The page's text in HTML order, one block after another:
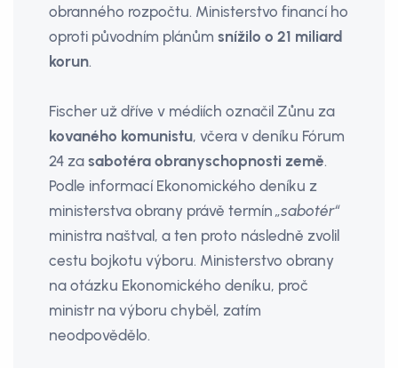
obranného rozpočtu. Ministerstvo financí ho
oproti původním plánům snížilo o 21 miliard
korun.
Fischer už dříve v médiích označil Zůnu za
kovaného komunistu, včera v deníku Fórum
24 za sabotéra obranyschopnosti země.
Podle informací Ekonomického deníku z
ministerstva obrany právě termín„sabotér“
ministra naštval, a ten proto následně zvolil
cestu bojkotu výboru. Ministerstvo obrany
na otázku Ekonomického deníku, proč
ministr na výboru chyběl, zatím
neodpovědělo.